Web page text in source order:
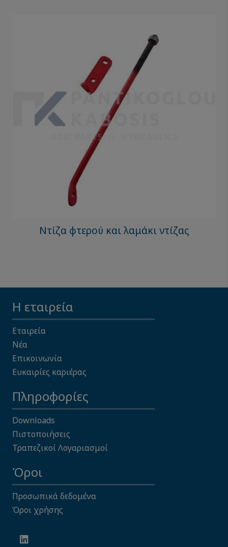
Ντίζα φτερού και λαμάκι ντίζας
Η εταιρεία
Εταιρεία
Νέα
Επικοινωνία
Ευκαιρίες καριέρας
Πληροφορίες
Downloads
Πιστοποιήσεις
Τραπεζικοί Λογαριασμοί
Όροι
Προσωπικά δεδομένα
Όροι χρήσης